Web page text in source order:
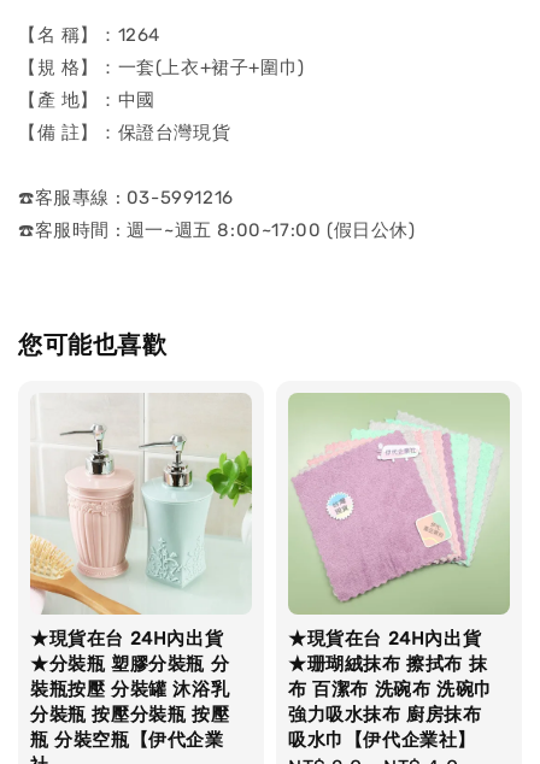
【名 稱】：1264
【規 格】：一套(上衣+裙子+圍巾)
【產 地】：中國
【備 註】：保證台灣現貨
☎️客服專線 : 03-5991216
☎️客服時間 : 週一~週五 8:00~17:00 (假日公休)
您可能也喜歡
★現貨在台 24H內出貨
★分裝瓶 塑膠分裝瓶 分
裝瓶按壓 分裝罐 沐浴乳
分裝瓶 按壓分裝瓶 按壓
瓶 分裝空瓶【伊代企業
★現貨在台 24H內出貨
★珊瑚絨抹布 擦拭布 抹
布 百潔布 洗碗布 洗碗巾
強力吸水抹布 廚房抹布
吸水巾【伊代企業社】